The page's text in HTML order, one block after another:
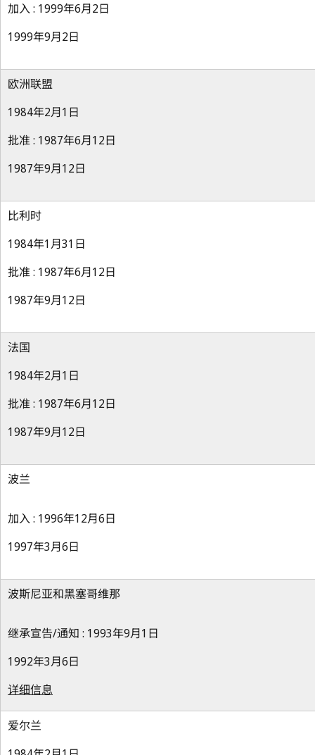
加入 : 1999年6月2日
1999年9月2日
欧洲联盟
1984年2月1日
批准 : 1987年6月12日
1987年9月12日
比利时
1984年1月31日
批准 : 1987年6月12日
1987年9月12日
法国
1984年2月1日
批准 : 1987年6月12日
1987年9月12日
波兰
加入 : 1996年12月6日
1997年3月6日
波斯尼亚和黑塞哥维那
继承宣告/通知 : 1993年9月1日
1992年3月6日
详细信息
爱尔兰